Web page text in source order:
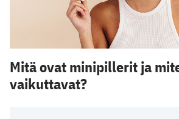
Mitä ovat minipillerit ja
vaikuttavat?